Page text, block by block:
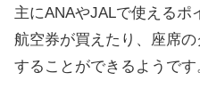
主にANAやJALで使えるポ
航空券が買えたり、座席
することができるようです